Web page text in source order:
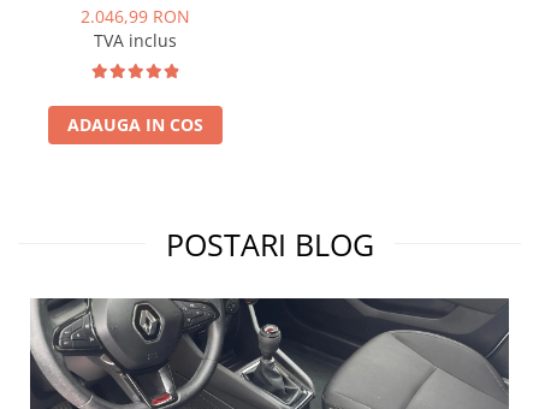
RAM + 64GB ROM, 9 Inch -
AD-BGA9704 + AD-
BGRKIT372T
2.046,99 RON
TVA inclus
ADAUGA IN COS
POSTARI BLOG